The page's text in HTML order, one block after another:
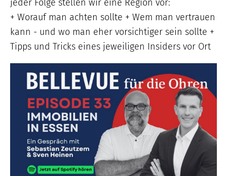
jeder Folge stellen wir eine Region vor:
+ Worauf man achten sollte + Wem man vertrauen
kann - und wo man eher vorsichtiger sein sollte +
Tipps und Tricks eines jeweiligen Insiders vor Ort